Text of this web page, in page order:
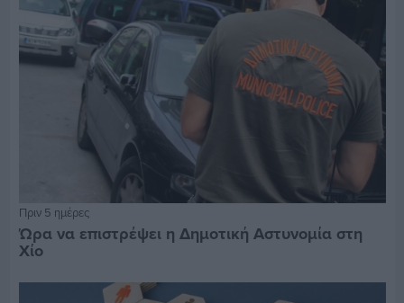
Πριν 5 ημέρες
Ώρα να επιστρέψει η Δημοτική Αστυνομία στη
Χίο